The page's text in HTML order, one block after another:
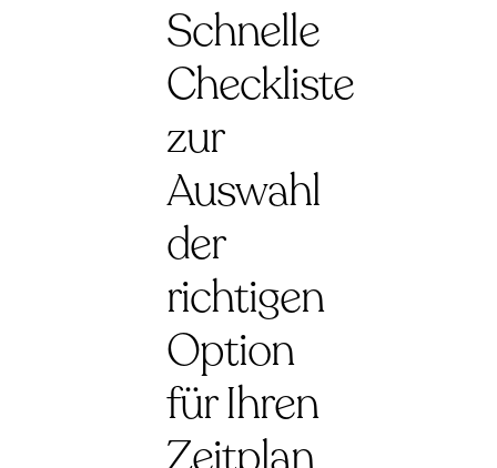
Schnelle
Checkliste
zur
Auswahl
der
richtigen
Option
für Ihren